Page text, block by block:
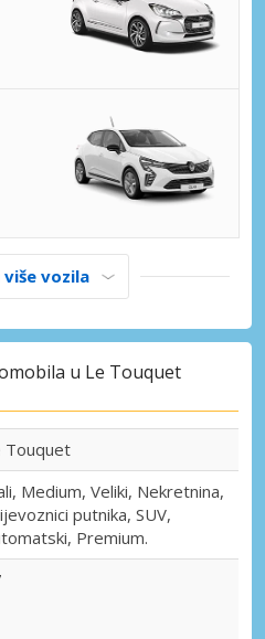
više vozila
u Le Touquet
Touquet
Medium, Veliki, Nekretnina,
putnika, SUV,
Premium.